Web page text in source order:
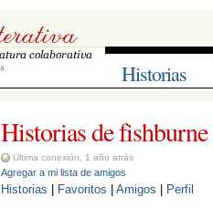
Historias
Historias de fishburne
Ultima conexión, 1 año atrás
Agregar a mi lista de amigos
Historias Favoritos Amigos Perfil